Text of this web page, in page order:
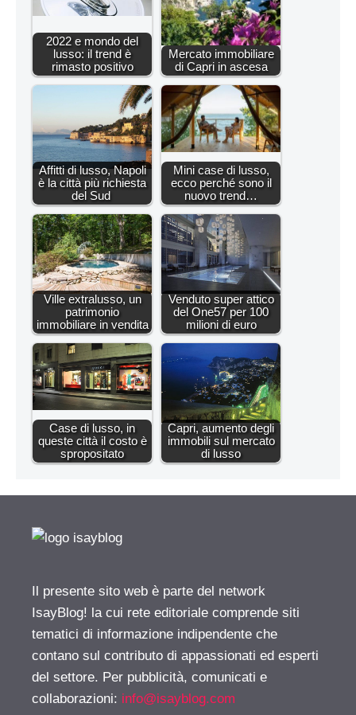
2022 e mondo del
lusso: il trend è
rimasto positivo
Mercato immobiliare
di Capri in ascesa
Affitti di lusso, Napoli
è la città più richiesta
del Sud ‎
Mini case di lusso,
ecco perché sono il
nuovo trend…
Ville extralusso, un
patrimonio
immobiliare in vendita
Venduto super attico
del One57 per 100
milioni di euro
Case di lusso, in
queste città il costo è
spropositato
Capri, aumento degli
immobili sul mercato
di lusso
Il presente sito web è parte del network
IsayBlog! la cui rete editoriale comprende siti
tematici di informazione indipendente che
contano sul contributo di appassionati ed esperti
del settore. Per pubblicità, comunicati e
collaborazioni: info@isayblog.com